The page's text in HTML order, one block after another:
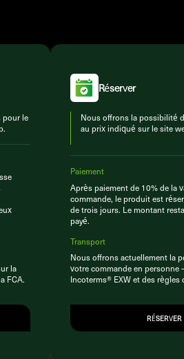
pour le
la
FCA.
Réserver
Nous offrons la possibilité
au prix indiqué sur le site
Paiement
Après paiement de 10% de la
commande, le produit est
de trois jours. Le montant
payé.
Transport
Nous offrons actuellement la
votre commande en personne
Incoterms® EXW et des règles
RÉSERVER